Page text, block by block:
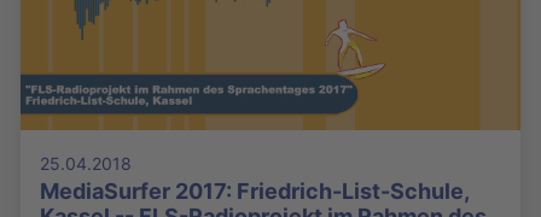
25.04.2018
MediaSurfer 2017: Friedrich-List-Schule,